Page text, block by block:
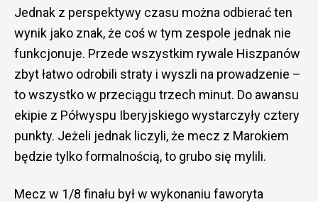
Jednak z perspektywy czasu można odbierać ten
wynik jako znak, że coś w tym zespole jednak nie
funkcjonuje. Przede wszystkim rywale Hiszpanów
zbyt łatwo odrobili straty i wyszli na prowadzenie –
to wszystko w przeciągu trzech minut. Do awansu
ekipie z Półwyspu Iberyjskiego wystarczyły cztery
punkty. Jeżeli jednak liczyli, że mecz z Marokiem
będzie tylko formalnością, to grubo się mylili.
Mecz w 1/8 finału był w wykonaniu faworyta